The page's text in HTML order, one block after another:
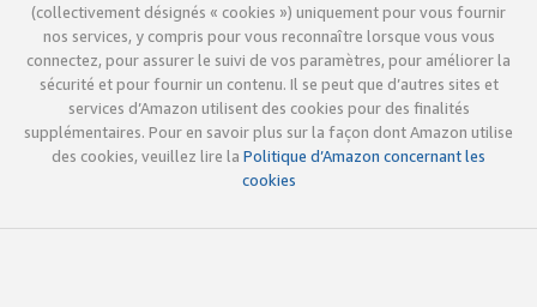
(collectivement désignés « cookies ») uniquement pour vous fournir
nos services, y compris pour vous reconnaître lorsque vous vous
connectez, pour assurer le suivi de vos paramètres, pour améliorer la
sécurité et pour fournir un contenu. Il se peut que d’autres sites et
services d’Amazon utilisent des cookies pour des finalités
supplémentaires. Pour en savoir plus sur la façon dont Amazon utilise
des cookies, veuillez lire la Politique d’Amazon concernant les
cookies